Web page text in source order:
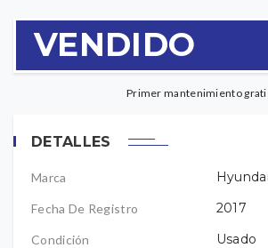
VENDIDO
Primer mantenimiento
DETALLES
Marca Hyundai
Fecha De Registro 2017
Condición Usado